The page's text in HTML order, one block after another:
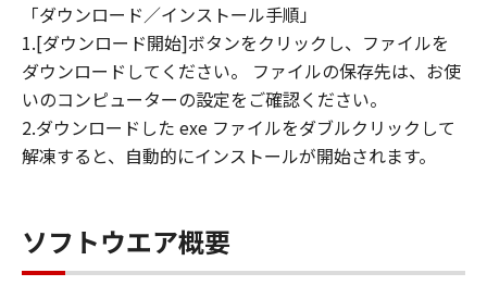
期間中に「メディア」に物理的な欠陥が発
見された場合には、キヤノンは、「メディ
ア」を交換いたします。
保証の否認・免責
(1) 「本ソフトウエア」は、『現状のまま』の
状態で使用許諾されます。キヤノン、キヤノン
特定の目的への適合性の保証を含め、いかなる
保証も、明示たると黙示たるとを問わず一切し
「ダウンロード／インストール手順」
1.[ダウンロード開始]ボタンをクリックし、ファイルを
ダウンロードしてください。 ファイルの保存先は、お使
いのコンピューターの設定をご確認ください。
2.ダウンロードした exe ファイルをダブルクリックして
解凍すると、自動的にインストールが開始されます。
ソフトウエア概要